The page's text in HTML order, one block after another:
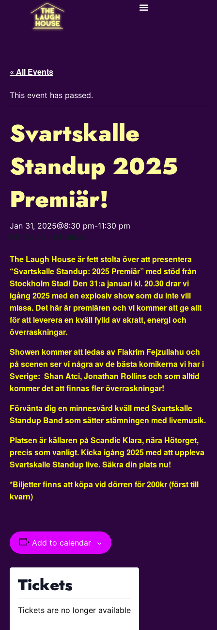
« All Events
This event has passed.
Svartskalle
Standup 2025
Premiär!
Jan 31, 2025@8:30 pm-11:30 pm
KR125,00 – KR600,00
The Laugh House är fett stolta över att presentera
“Svartskalle Standup: 2025 Premiär” med stöd från
Stockholm Stad! Den 31:a januari kl. 20.30 drar vi
igång 2025 med en explosiv show som du inte vill
missa. Det här är premiären och vi kommer att ge allt
för att leverera en kväll fylld av skratt, energi och
överraskningar.
Showen kommer att ledas av Flakrim Fejzullahu och
på scenen ser vi några av de bästa komikerna vi har i
Sverige: Shan Atci, Jonathan Rollins och som alltid
kommer det att finnas fler överraskningar!
Förvänta dig en minnesvärd kväll med Svartskalle
Standup Band som sätter stämningen med livemusik.
Platsen är källaren på Scandic Klara, nära Hötorget,
precis som vanligt. Kicka igång 2025 med att uppleva
Svartskalle Standup live. Säkra din plats nu!
*Biljetter finns att köpa vid dörren för 200kr (först till
kvarn)
Add to calendar
Tickets
Tickets are no longer available